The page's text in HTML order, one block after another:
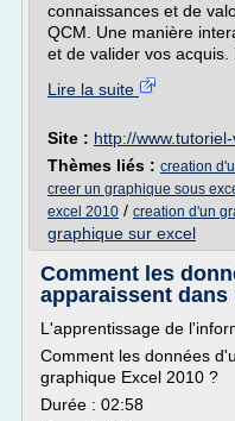
connaissances et de
QCM. Une manière
et de valider vos acquis.
Lire la suite
Site : http://
Thèmes liés : creation
creer un graphique sous
excel 2010 / creation d'un
graphique sur excel
Comment les
apparaissent dans
L'apprentissage de
Comment les données
graphique Excel 2010 ?
Durée : 02:58